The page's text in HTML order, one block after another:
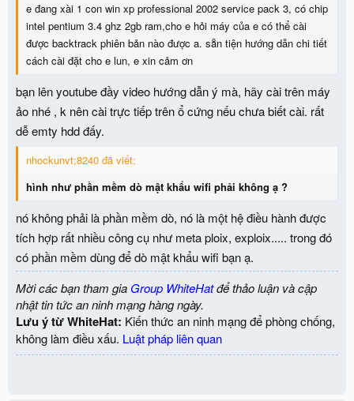
e đang xài 1 con win xp professional 2002 service pack 3, có chip
intel pentium 3.4 ghz 2gb ram,cho e hỏi máy của e có thể cài
được backtrack phiên bản nào được a. sẵn tiện hướng dẫn chi tiết
cách cài đặt cho e lun, e xin cảm ơn
bạn lên youtube đầy video hướng dẫn ý mà, hãy cài trên máy
ảo nhé , k nên cài trực tiếp trên ổ cứng nếu chưa biết cài. rất
dễ emty hdd đấy.
nhockunvt;8240 đã viết:
hình như phần mềm dò mật khẩu wifi phải không ạ ?
nó không phải là phần mềm dò, nó là một hệ điều hành được
tích hợp rất nhiều công cụ như meta ploix, exploix..... trong đó
có phần mềm dùng để dò mật khẩu wifi bạn ạ.
Mời các bạn tham gia Group WhiteHatđể thảo luận và cập
nhật tin tức an ninh mạng hàng ngày.
Lưu ý từ WhiteHat: Kiến thức an ninh mạng để phòng chống,
không làm điều xấu. Luật pháp liên quan